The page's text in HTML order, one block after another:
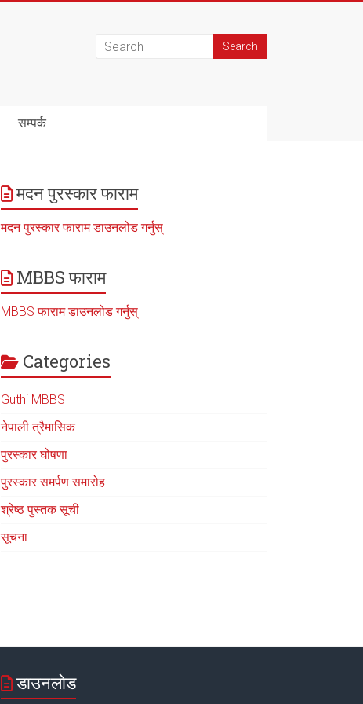
सम्पर्क
मदन पुरस्कार फाराम
मदन पुरस्कार फाराम डाउनलोड गर्नुस्
MBBS फाराम
MBBS फाराम डाउनलोड गर्नुस्
Categories
Guthi MBBS
नेपाली त्रैमासिक
पुरस्कार घोषणा
पुरस्कार समर्पण समारोह
श्रेष्ठ पुस्तक सूची
सूचना
डाउनलोड